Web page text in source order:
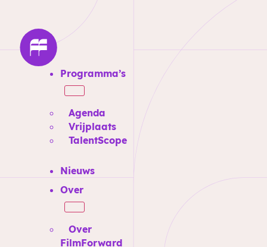
Programma’s
Agenda
Vrijplaats
TalentScope
Nieuws
Over
Over
FilmForward